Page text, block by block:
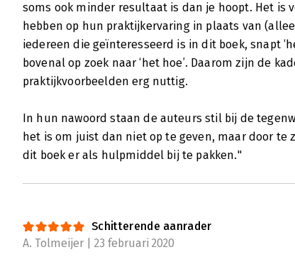
soms ook minder resultaat is dan je hoopt. Het is
hebben op hun praktijkervaring in plaats van
iedereen die geïnteresseerd is in dit boek, snapt
bovenal op zoek naar ‘het hoe’. Daarom zijn de
praktijkvoorbeelden erg nuttig.
In hun nawoord staan de auteurs stil bij de
het is om juist dan niet op te geven, maar door
dit boek er als hulpmiddel bij te pakken."
Schitterende aanrader
A. Tolmeijer | 23 februari 2020